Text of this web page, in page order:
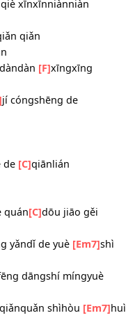
de xián
qiú ānquán
qiè xīnxīnniànniàn
dàndàn[F]
[G7] jí cóngshēng de
de[C]qiānlián